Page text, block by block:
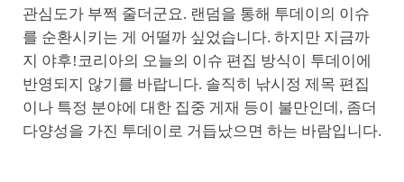
관심도가 부쩍 줄더군요. 랜덤을 통해 투데이의 이슈
를 순환시키는 게 어떨까 싶었습니다. 하지만 지금까
지 야후!코리아의 오늘의 이슈 편집 방식이 투데이에
반영되지 않기를 바랍니다. 솔직히 낚시정 제목 편집
이나 특정 분야에 대한 집중 게재 등이 불만인데, 좀더
다양성을 가진 투데이로 거듭났으면 하는 바람입니다.